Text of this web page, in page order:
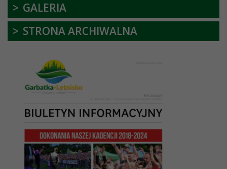
GALERIA
STRONA ARCHIWALNA